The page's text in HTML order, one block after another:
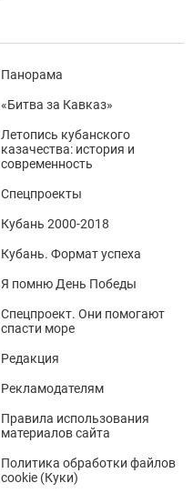
Панорама
«Битва за Кавказ»
Летопись кубанского
казачества: история и
современность
Спецпроекты
Кубань 2000-2018
Кубань. Формат успеха
Я помню День Победы
Спецпроект. Они помогают
спасти море
Редакция
Рекламодателям
Правила использования
материалов сайта
Политика обработки файлов
cookie (Куки)